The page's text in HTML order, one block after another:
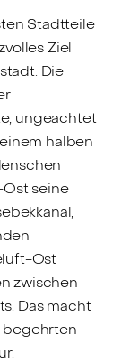
Stadtteile
Ziel
Die
ungeachtet
halben
seine
Ost
zwischen
Das macht